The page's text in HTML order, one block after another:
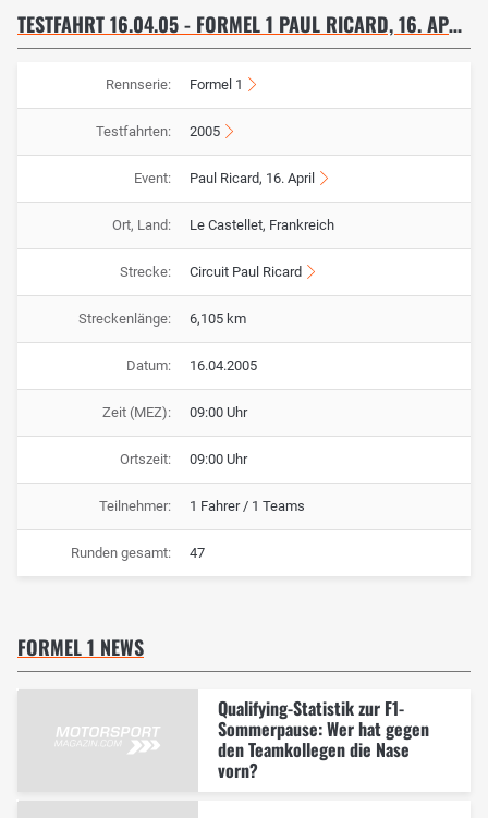
TESTFAHRT 16.04.05 - FORMEL 1 PAUL RICARD, 16. APRIL
Rennserie: Formel 1
Testfahrten: 2005
Event: Paul Ricard, 16. April
Ort, Land: Le Castellet, Frankreich
Strecke: Circuit Paul Ricard
Streckenlänge: 6,105 km
Datum: 16.04.2005
Zeit (MEZ): 09:00 Uhr
Ortszeit: 09:00 Uhr
Teilnehmer: 1 Fahrer / 1 Teams
Runden gesamt: 47
FORMEL 1 NEWS
Qualifying-Statistik zur F1-
Sommerpause: Wer hat gegen
den Teamkollegen die Nase
vorn?